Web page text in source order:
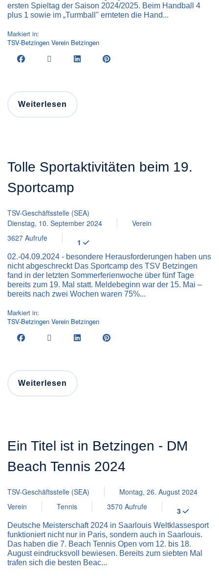
ersten Spieltag der Saison 2024/2025. Beim Handball 4
plus 1 sowie im „Turmball" ernteten die Hand...
Markiert in:
TSV-Betzingen Verein Betzingen
Weiterlesen
Tolle Sportaktivitäten beim 19.
Sportcamp
TSV-Geschäftsstelle (SEA)
Dienstag, 10. September 2024
Verein
3627 Aufrufe
1
02.-04.09.2024 - besondere Herausforderungen haben uns
nicht abgeschreckt Das Sportcamp des TSV Betzingen
fand in der letzten Sommerferienwoche über fünf Tage
bereits zum 19. Mal statt. Meldebeginn war der 15. Mai –
bereits nach zwei Wochen waren 75%...
Markiert in:
TSV-Betzingen Verein Betzingen
Weiterlesen
Ein Titel ist in Betzingen - DM
Beach Tennis 2024
TSV-Geschäftsstelle (SEA)
Montag, 26. August 2024
Verein
Tennis 3570 Aufrufe 3
Deutsche Meisterschaft 2024 in Saarlouis Weltklassesport
funktioniert nicht nur in Paris, sondern auch in Saarlouis.
Das haben die 7. Beach Tennis Open vom 12. bis 18.
August eindrucksvoll bewiesen. Bereits zum siebten Mal
trafen sich die besten Beac...